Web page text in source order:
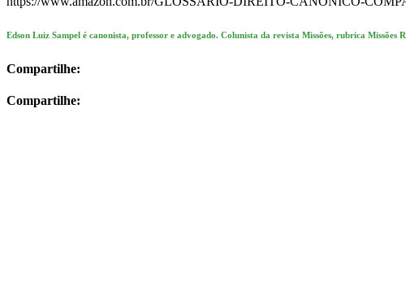
Edson Luiz Sampel é canonista, professor e advogado. Colunista da revista Missões, rubrica Missões
Compartilhe:
Compartilhe: